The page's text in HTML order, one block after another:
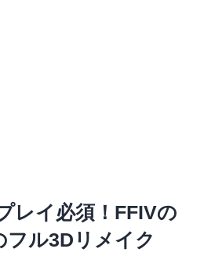
レイ必須！FFIVの
フル3Dリメイク